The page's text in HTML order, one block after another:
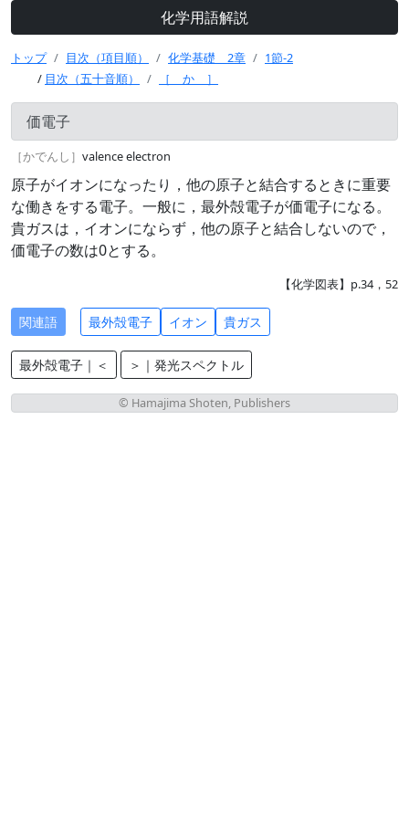
化学用語解説
トップ 目次（項目順） 化学基礎 2章
1節-2
/ 目次（五十音順） ［ か ］
価電子
［かでんし］ valence electron
原子がイオンになったり，他の原子と結合するときに重要
な働きをする電子。一般に，最外殻電子が価電子になる。
貴ガスは，イオンにならず，他の原子と結合しないので，
価電子の数は0とする。
【化学図表】p.34，52
関連語 最外殻電子 イオン 貴ガス
最外殻電子｜＜ ＞｜発光スペクトル
© Hamajima Shoten, Publishers